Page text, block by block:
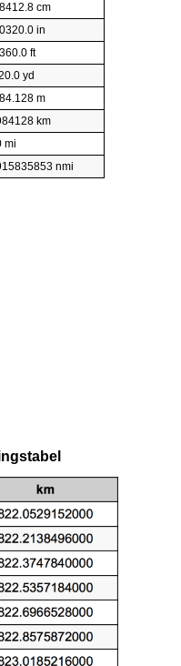
cm
in
ft
yd
m
km
mi
nmi